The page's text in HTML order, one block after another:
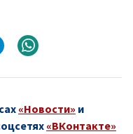
«Новости» и
«ВКонтакте»